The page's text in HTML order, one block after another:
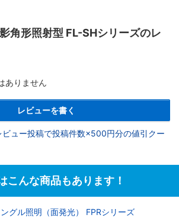
角形照射型 FL-SHシリーズのレ
ありません
レビューを書く
ュー投稿で投稿件数×500円分の値引クー
こんな商品もあります！
グル照明（面発光） FPRシリーズ